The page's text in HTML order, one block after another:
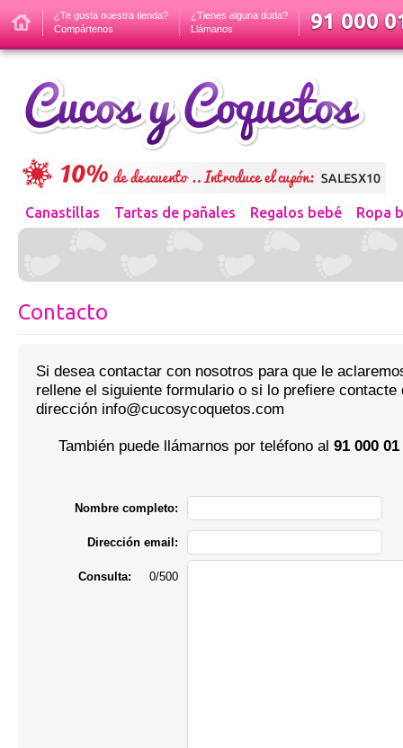
¿Te gusta nuestra tienda?
Compártenos
¿Tienes alguna duda?
Llámanos
91 000
Canastillas Tartas de pañales Regalos bebé Ropa
Contacto
Si desea contactar con nosotros para que le
rellene el siguiente formulario o si lo prefiere contacte
dirección info@cucosycoquetos.com
También puede llámarnos por teléfono al 91 000 01
Nombre completo:
Dirección email:
Consulta: 0/500